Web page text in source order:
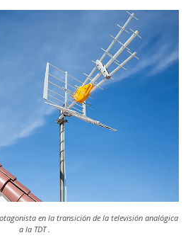
en la transición de la televisión analógica
a la TDT .